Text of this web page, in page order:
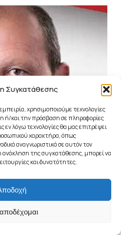
Συγκατάθεσης
χρησιμοποιούμε τεχνολογίες
ή/και την πρόσβαση σε πληροφορίες
λόγω τεχνολογίες θα μας επιτρέψει
χαρακτήρα, όπως
αναγνωριστικά σε αυτόν τον
της συγκατάθεσης, μπορεί να
και δυνατότητες.